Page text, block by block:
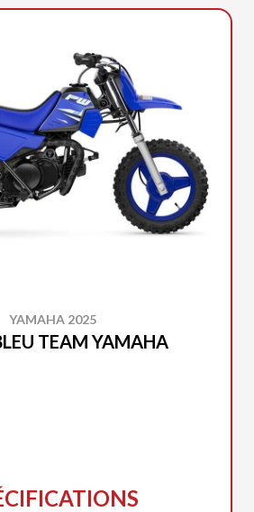
YAMAHA 2025
TEAM YAMAHA